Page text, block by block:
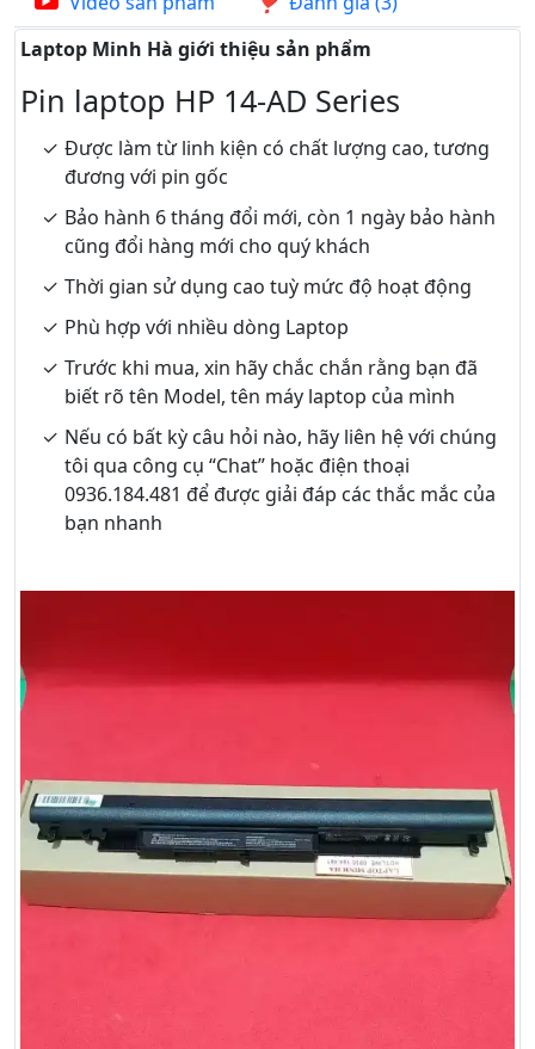
Laptop Minh Hà giới thiệu sản phẩm
Pin laptop HP 14-AD Series
Được làm từ linh kiện có chất lượng cao, tương
đương với pin gốc
Bảo hành 6 tháng đổi mới, còn 1 ngày bảo hành
cũng đổi hàng mới cho quý khách
Thời gian sử dụng cao tuỳ mức độ hoạt động
Phù hợp với nhiều dòng Laptop
Trước khi mua, xin hãy chắc chắn rằng bạn đã
biết rõ tên Model, tên máy laptop của mình
Nếu có bất kỳ câu hỏi nào, hãy liên hệ với chúng
tôi qua công cụ “Chat” hoặc điện thoại
0936.184.481 để được giải đáp các thắc mắc của
bạn nhanh